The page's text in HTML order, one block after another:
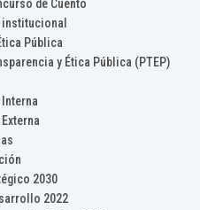
de Cuento
Pública
y Ética Pública (PTEP)
2030
2022